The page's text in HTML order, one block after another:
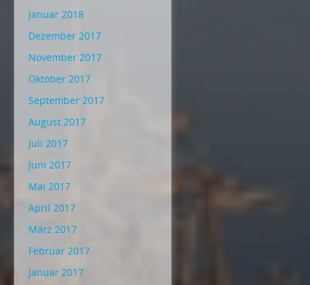
Januar 2018
Dezember 2017
November 2017
Oktober 2017
September 2017
August 2017
Juli 2017
Juni 2017
Mai 2017
April 2017
März 2017
Februar 2017
Januar 2017